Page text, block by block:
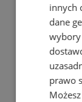
innych
dane
wybory
prawo